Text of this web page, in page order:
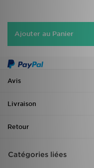
Ajouter au Panier
Avis
Livraison
Retour
Catégories liées